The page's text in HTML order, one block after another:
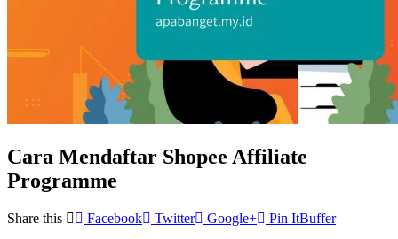
Cara Mendaftar Shopee Affiliate
Programme
Share this Facebook Twitter Google+ Pin ItBuffer